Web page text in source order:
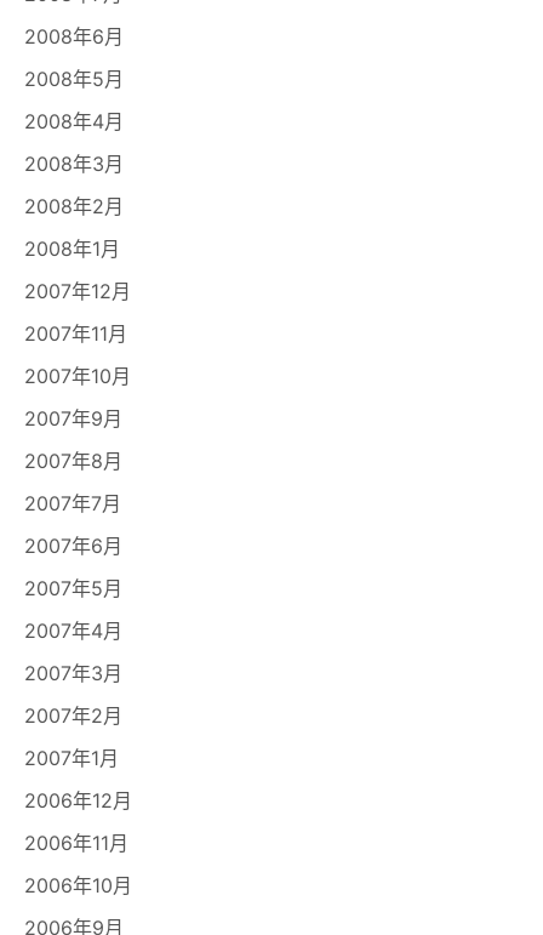
2008年6月
2008年5月
2008年4月
2008年3月
2008年2月
2008年1月
2007年12月
2007年11月
2007年10月
2007年9月
2007年8月
2007年7月
2007年6月
2007年5月
2007年4月
2007年3月
2007年2月
2007年1月
2006年12月
2006年11月
2006年10月
2006年9月